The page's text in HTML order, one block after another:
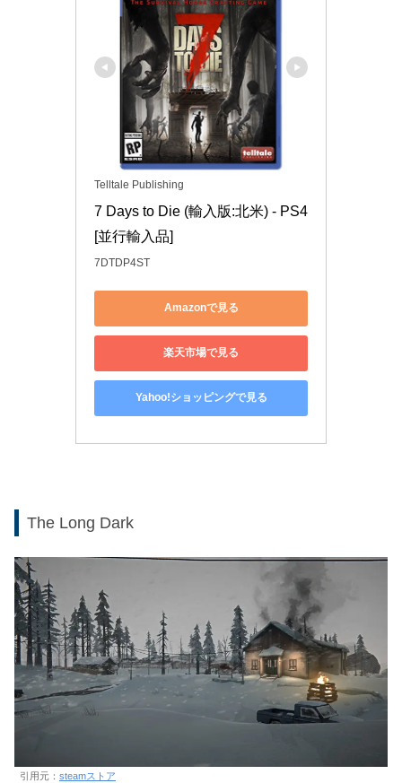
Telltale Publishing
7 Days to Die (輸入版:北米) - PS4
[並行輸入品]
7DTDP4ST
Amazonで見る
楽天市場で見る
Yahoo!ショッピングで見る
The Long Dark
引用元： steamストア